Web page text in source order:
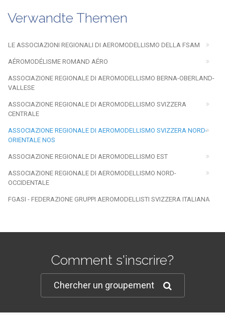
Verwandte Themen
LE ASSOCIAZIONI REGIONALI DI AEROMODELLISMO DELLA FSAM
AÉROMODÉLISME ROMAND AÉRO
ASSOCIAZIONE REGIONALE DI AEROMODELLISMO BERNA-OBERLAND-
VALLESE
ASSOCIAZIONE REGIONALE DI AEROMODELLISMO SVIZZERA
CENTRALE
ASSOCIAZIONE REGIONALE DI AEROMODELLISMO SVIZZERA NORD-
ORIENTALE NOS
ASSOCIAZIONE REGIONALE DI AEROMODELLISMO EST
ASSOCIAZIONE REGIONALE DI AEROMODELLISMO NORD-
OCCIDENTALE
FGASI - FEDERAZIONE GRUPPI AEROMODELLISTI SVIZZERA ITALIANA
Comment s'inscrire?
Chercher un groupement